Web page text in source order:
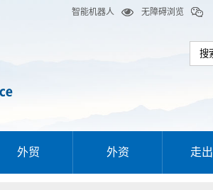
智能机器人 无障碍浏览
外贸 外资 走